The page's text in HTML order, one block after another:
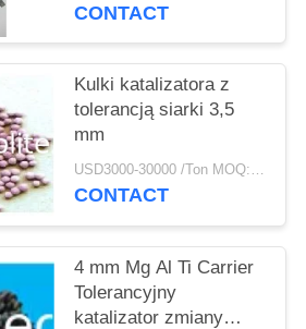
CONTACT
Kulki katalizatora z
tolerancją siarki 3,5
mm
USD3000-30000 /Ton MOQ:1 KG
CONTACT
4 mm Mg Al Ti Carrier
Tolerancyjny
katalizator zmiany